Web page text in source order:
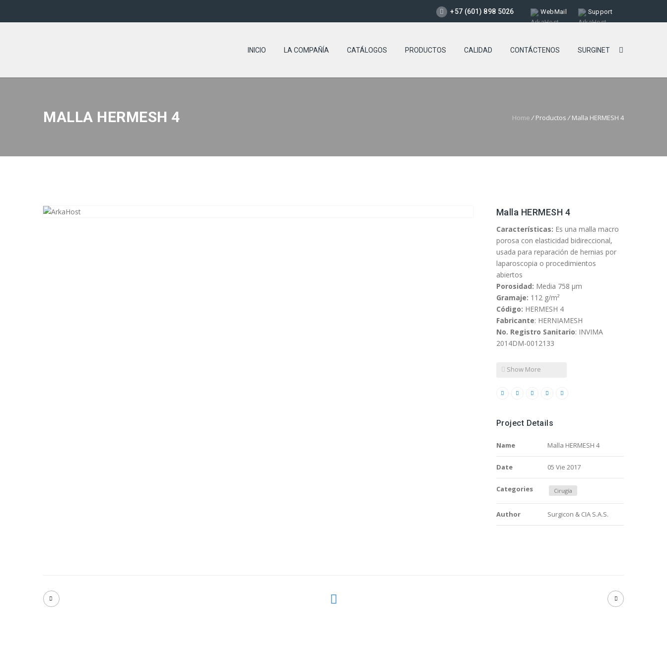
+57 (601) 898 5026 WebMail Support
INICIO LA COMPAÑÍA CATÁLOGOS PRODUCTOS CALIDAD CONTÁCTENOS SURGINET
MALLA HERMESH 4 Home /Productos/ Malla HERMESH 4
Malla HERMESH 4
Características: Es una malla macro
porosa con elasticidad bidireccional,
usada para reparación de hernias por
laparoscopia o procedimientos
abiertos
Porosidad: Media 758 µm
Gramaje: 112 g/m²
Código: HERMESH 4
Fabricante: HERNIAMESH
No. Registro Sanitario: INVIMA
2014DM-0012133
Show More
Project Details
Name Malla HERMESH 4
Date 05 Vie 2017
Categories Cirugía
Author Surgicon & CIA S.A.S.